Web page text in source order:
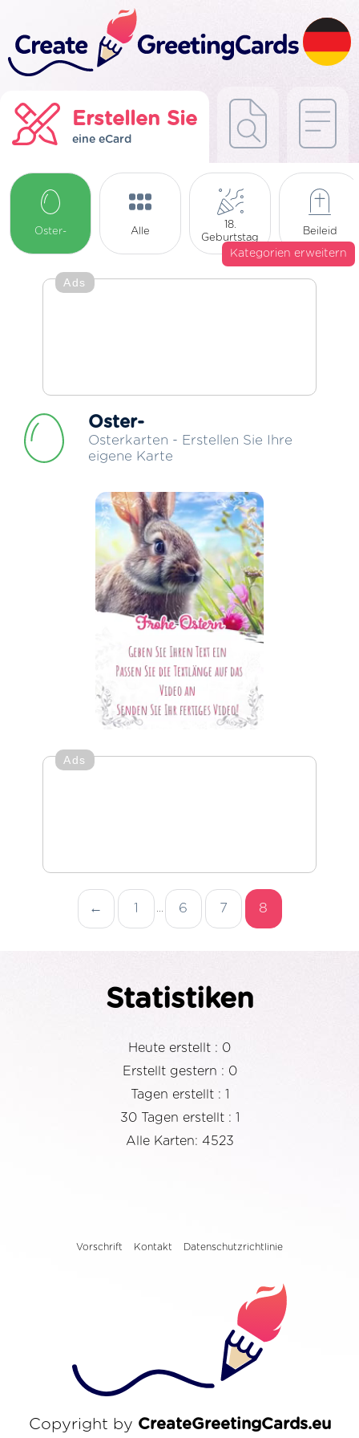
Erstellen Sie
eine eCard
Oster- Alle
18.
Geburtstag
Beileid
Kategorien erweitern
Ads
Oster-
Osterkarten - Erstellen Sie Ihre
eigene Karte
Ads
← 1 6 7 8
Statistiken
Heute erstellt : 0
Erstellt gestern : 0
Tagen erstellt : 1
30 Tagen erstellt : 1
Alle Karten: 4523
Vorschrift Kontakt Datenschutzrichtlinie
Copyright by CreateGreetingCards.eu